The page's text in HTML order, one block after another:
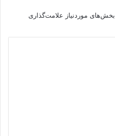
بخش‌های موردنیاز علامت‌گذاری